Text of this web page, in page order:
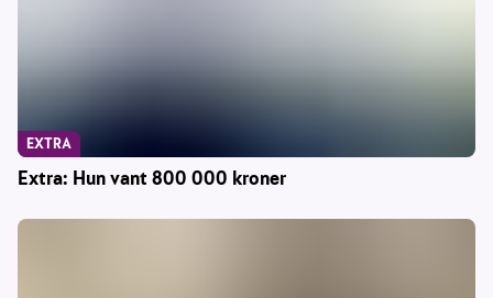
Extra: Hun vant 800 000 kroner
EXTRA